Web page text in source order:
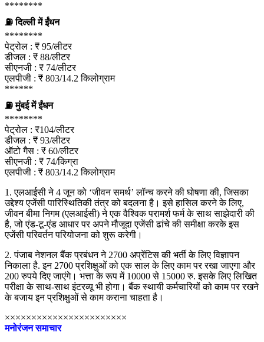
********
⛽ दिल्ली में ईंधन
********
पेट्रोल : ₹ 95/लीटर
डीजल : ₹ 88/लीटर
सीएनजी : ₹ 74/लीटर
एलपीजी : ₹ 803/14.2 किलोग्राम
******
⛽ मुंबई में ईंधन
********
पेट्रोल : ₹104/लीटर
डीजल : ₹ 93/लीटर
ऑटो गैस : ₹ 60/लीटर
सीएनजी : ₹ 74/किग्रा
एलपीजी : ₹ 803/14.2 किलोग्राम
1. एलआईसी ने 4 जून को ‘जीवन समर्थ’ लॉन्च करने की घोषणा की, जिसका
उद्देश्य एजेंसी पारिस्थितिकी तंत्र को बदलना है। इसे हासिल करने के लिए,
जीवन बीमा निगम (एलआईसी) ने एक वैश्विक परामर्श फर्म के साथ साझेदारी की
है, जो एंड-टू-एंड आधार पर अपने मौजूदा एजेंसी ढांचे की समीक्षा करके इस
एजेंसी परिवर्तन परियोजना को शुरू करेगी।
2. पंजाब नेशनल बैंक प्रबंधन ने 2700 अप्रेंटिस की भर्ती के लिए विज्ञापन
निकाला है. इन 2700 प्रशिक्षुओं को एक साल के लिए काम पर रखा जाएगा और
200 रुपये दिए जाएंगे। भत्ता के रूप में 10000 से 15000 रु. इसके लिए लिखित
परीक्षा के साथ-साथ इंटरव्यू भी होगा। बैंक स्थायी कर्मचारियों को काम पर रखने
के बजाय इन प्रशिक्षुओं से काम कराना चाहता है।
×××××××××××××××××××××××
मनोरंजन समाचार